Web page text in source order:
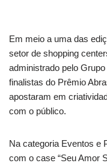
Em meio a uma das
setor de shopping
administrado pelo
finalistas do Prêmio
apostaram em
com o público.
Na categoria Eventos e
com o case “Seu Amor